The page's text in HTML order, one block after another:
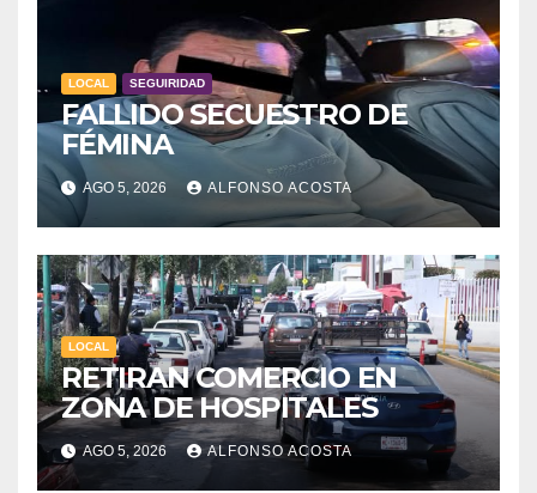
LOCAL SEGUIRIDAD
FALLIDO SECUESTRO DE
FÉMINA
AGO 5, 2026 ALFONSO ACOSTA
LOCAL
RETIRAN COMERCIO EN
ZONA DE HOSPITALES
AGO 5, 2026 ALFONSO ACOSTA